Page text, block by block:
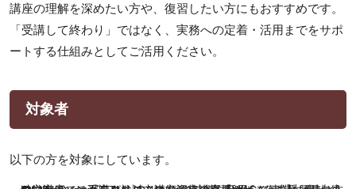
講座の理解を深めたい方や、復習したい方にもおすすめです。
「受講して終わり」ではなく、実務への定着・活用までをサポ
ートする仕組みとしてご活用ください。
対象者
以下の方を対象にしています。